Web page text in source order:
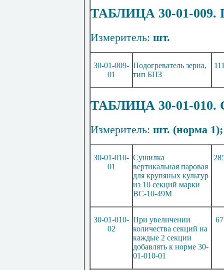
ТАБЛИЦА 30-01-
Измеритель: шт.
30-01-009-
01
Подогреватель зерна,
тип БПЗ
ТАБЛИЦА 30-01-
Измеритель: шт. (норма
30-01-010-
01
Сушилка
вертикальная паровая
для крупяных культур
из 10 секций марки
ВС-10-49М
30-01-010-
02
При увеличении
количества секций на
каждые 2 секции
добавлять к норме 30-
01-010-01
67